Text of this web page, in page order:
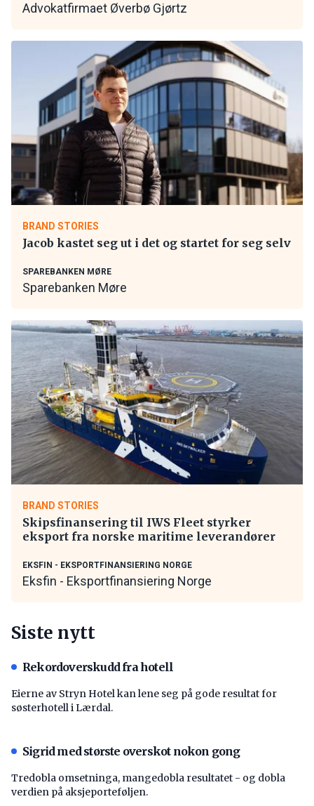
Advokatfirmaet Øverbø Gjørtz
BRAND STORIES
Jacob kastet seg ut i det og startet for seg selv
SPAREBANKEN MØRE
Sparebanken Møre
BRAND STORIES
Skipsfinansering til IWS Fleet styrker
eksport fra norske maritime leverandører
EKSFIN - EKSPORTFINANSIERING NORGE
Eksfin - Eksportfinansiering Norge
Siste nytt
Rekordoverskudd fra hotell
Eierne av Stryn Hotel kan lene seg på gode resultat for
søsterhotell i Lærdal.
Sigrid med største overskot nokon gong
Tredobla omsetninga, mangedobla resultatet - og dobla
verdien på aksjeporteføljen.